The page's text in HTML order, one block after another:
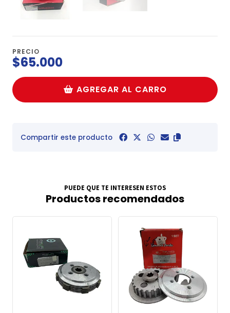
PRECIO
$65.000
AGREGAR AL CARRO
Compartir este producto
PUEDE QUE TE INTERESEN ESTOS
Productos recomendados